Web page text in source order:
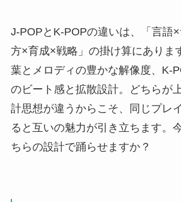
J-POPとK-POPの違いは、「言語
方×育成×戦略」の掛け算にありま
葉とメロディの豊かな解像度、K-
のビート感と拡散設計。どちらが
計思想が違うからこそ、同じプレ
ると互いの魅力が引き立ちます。
ちらの設計で踊らせますか？